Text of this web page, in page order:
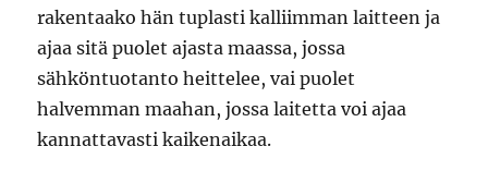
rakentaako hän tuplasti kalliimman laitteen ja
ajaa sitä puolet ajasta maassa, jossa
sähköntuotanto heittelee, vai puolet
halvemman maahan, jossa laitetta voi ajaa
kannattavasti kaikenaikaa.